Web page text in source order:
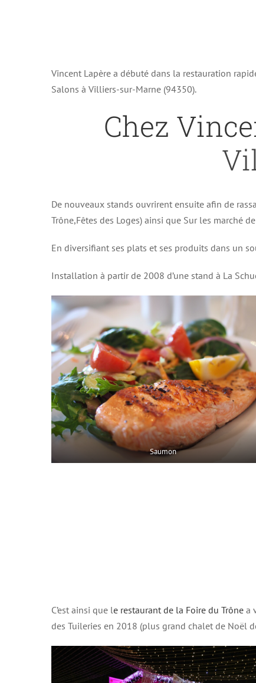
Vincent Lapère a débuté dans la restauration
Salons à Villiers-sur-Marne (94350).
Chez
De nouveaux stands ouvrirent ensuite afin de
Trône,Fêtes des Loges) ainsi que Sur les marché
En diversifiant ses plats et ses produits dans un
Installation à partir de 2008 d’une stand à La
Saumon
C’est ainsi que le restaurant de la Foire du Trône a
des Tuileries en 2018 (plus grand chalet de Noël